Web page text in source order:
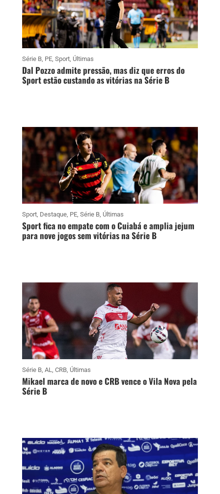
Série B, PE, Sport, Últimas
Dal Pozzo admite pressão, mas diz que erros do
Sport estão custando as vitórias na Série B
Sport, Destaque, PE, Série B, Últimas
Sport fica no empate com o Cuiabá e amplia jejum
para nove jogos sem vitórias na Série B
Série B, AL, CRB, Últimas
Mikael marca de novo e CRB vence o Vila Nova pela
Série B